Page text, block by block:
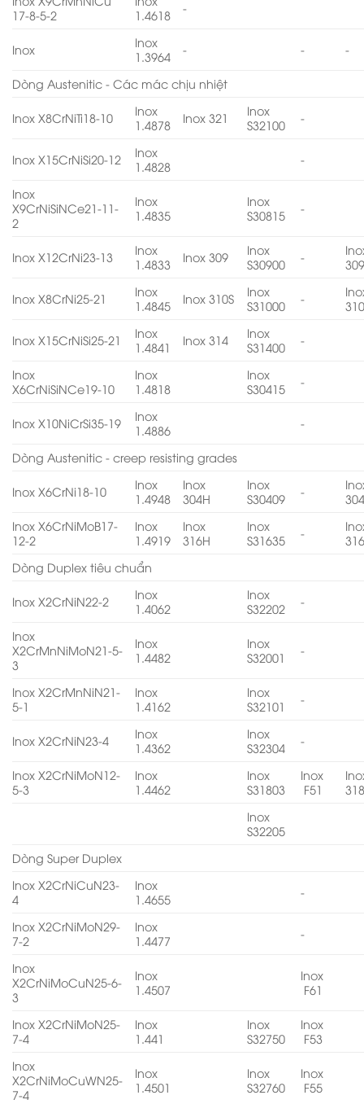
17-8-5-2
1.4618
-
Inox
Inox
1.3964
- - -
Dòng Austenitic - Các mác chịu nhiệt
Inox X8CrNiTi18-10
Inox
1.4878
Inox 321
Inox
S32100
-
Inox X15CrNiSi20-12
Inox
1.4828
-
Inox
X9CrNiSiNCe21-11-
2
Inox
1.4835
Inox
S30815
-
Inox X12CrNi23-13
Inox
1.4833
Inox 309
Inox
S30900
-
Inox X8CrNi25-21
Inox
1.4845
Inox 310S
Inox
S31000
-
Inox X15CrNiSi25-21
Inox
1.4841
Inox 314
Inox
S31400
-
Inox
X6CrNiSiNCe19-10
Inox
1.4818
Inox
S30415
-
Inox X10NiCrSi35-19
Inox
1.4886
-
Dòng Austenitic - creep resisting grades
Inox X6CrNi18-10
Inox
1.4948
Inox
304H
Inox
S30409
-
Inox X6CrNiMoB17-
12-2
Inox
1.4919
Inox
316H
Inox
S31635
-
Dòng Duplex tiêu chuẩn
Inox X2CrNiN22-2
Inox
1.4062
Inox
S32202
-
Inox
X2CrMnNiMoN21-5-
3
Inox
1.4482
Inox
S32001
-
Inox X2CrMnNiN21-
5-1
Inox
1.4162
Inox
S32101
-
Inox X2CrNiN23-4
Inox
1.4362
Inox
S32304
-
Inox X2CrNiMoN12-
5-3
Inox
1.4462
Inox
S31803
Inox
F51
Inox
S32205
Dòng Super Duplex
Inox X2CrNiCuN23-
4
Inox
1.4655
-
Inox X2CrNiMoN29-
7-2
Inox
1.4477
-
Inox
X2CrNiMoCuN25-6-
3
Inox
1.4507
Inox
F61
Inox X2CrNiMoN25-
7-4
Inox
1.441
Inox
S32750
Inox
F53
Inox
X2CrNiMoCuWN25-
7-4
Inox
1.4501
Inox
S32760
Inox
F55